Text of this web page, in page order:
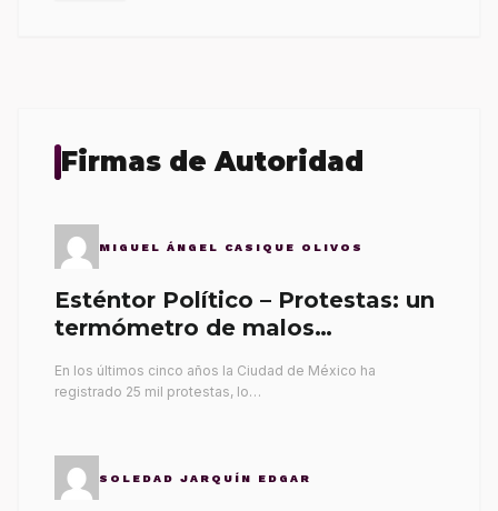
Firmas de Autoridad
MIGUEL ÁNGEL CASIQUE OLIVOS
Esténtor Político – Protestas: un
termómetro de malos
En los últimos cinco años la Ciudad de México ha
registrado 25 mil protestas, lo…
SOLEDAD JARQUÍN EDGAR